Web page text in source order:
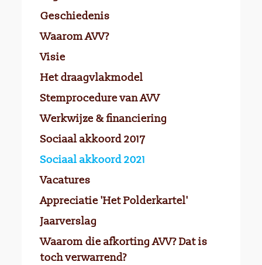
Geschiedenis
Waarom AVV?
Visie
Het draagvlakmodel
Stemprocedure van AVV
Werkwijze & financiering
Sociaal akkoord 2017
Sociaal akkoord 2021
Vacatures
Appreciatie 'Het Polderkartel'
Jaarverslag
Waarom die afkorting AVV? Dat is
toch verwarrend?